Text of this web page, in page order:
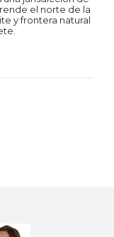
el norte de la
y frontera natural